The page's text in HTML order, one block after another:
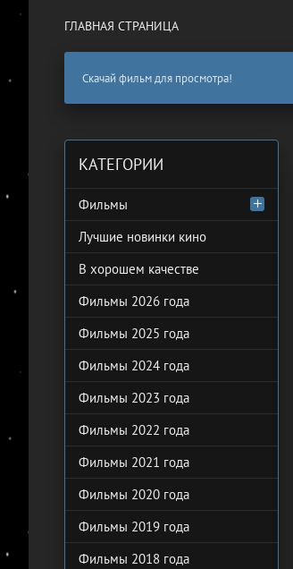
ГЛАВНАЯ СТРАНИЦА
Скачай фильм для просмотра!
КАТЕГОРИИ
Фильмы
Лучшие новинки кино
В хорошем качестве
Фильмы 2026 года
Фильмы 2025 года
Фильмы 2024 года
Фильмы 2023 года
Фильмы 2022 года
Фильмы 2021 года
Фильмы 2020 года
Фильмы 2019 года
Фильмы 2018 года